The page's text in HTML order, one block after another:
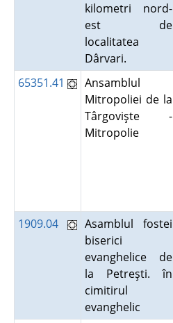
kilometri nord-
est de
localitatea
Dârvari.
65351.41
Ansamblul
Mitropoliei de la
Târgovişte -
Mitropolie
1909.04
Asamblul fostei
biserici
evanghelice de
la Petreşti. în
cimitirul
evanghelic